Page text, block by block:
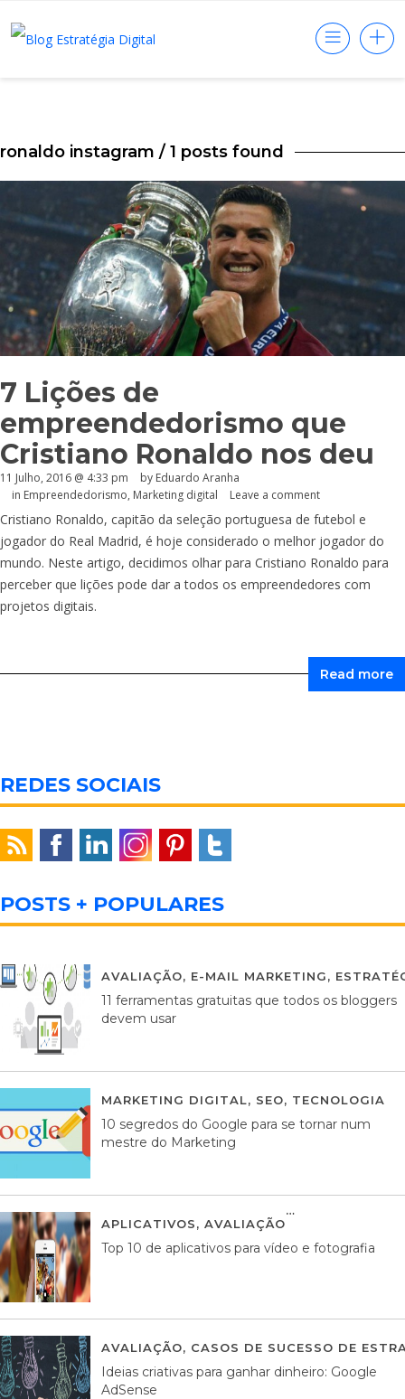
ronaldo instagram / 1 posts found
7 Lições de
empreendedorismo que
Cristiano Ronaldo nos deu
11 Julho, 2016 @ 4:33 pm by Eduardo Aranha
in Empreendedorismo, Marketing digital Leave a comment
Cristiano Ronaldo, capitão da seleção portuguesa de futebol e
jogador do Real Madrid, é hoje considerado o melhor jogador do
mundo. Neste artigo, decidimos olhar para Cristiano Ronaldo para
perceber que lições pode dar a todos os empreendedores com
projetos digitais.
Read more
REDES SOCIAIS
POSTS + POPULARES
AVALIAÇÃO, E-MAIL MARKETING,
11 ferramentas gratuitas que todos os bloggers
devem usar
MARKETING DIGITAL, SEO, TECNOLOGIA
10 segredos do Google para se tornar num
mestre do Marketing
APLICATIVOS, AVALIAÇÃO
Top 10 de aplicativos para vídeo e fotografia
AVALIAÇÃO, CASOS DE SUCESSO DE
Ideias criativas para ganhar dinheiro: Google
AdSense